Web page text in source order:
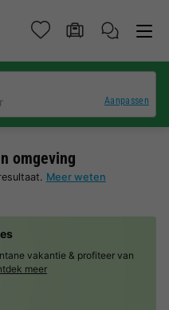
Aanpassen
omgeving
Meer weten
vakantie & profiteer van
meer